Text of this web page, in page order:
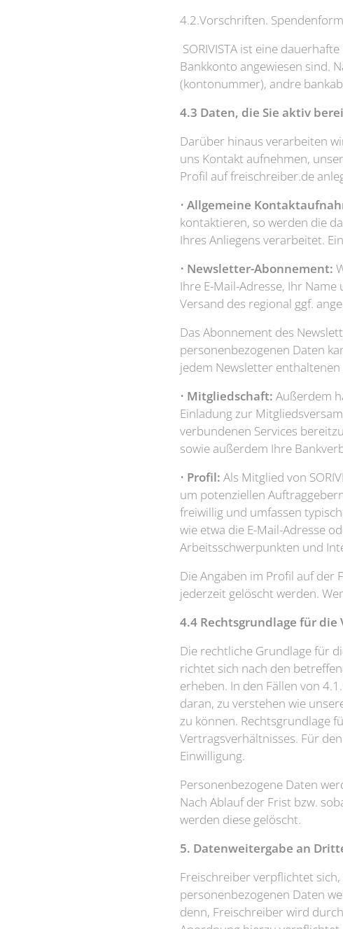
4.2.Vorschriften.
SORIVISTA ist eine
Bankkonto angewiesen sind.
(kontonummer), andre
4.3 Daten, die Sie aktiv
Darüber hinaus verarbeiten
uns Kontakt aufnehmen,
Profil auf freischreiber.de
• Allgemeine
kontaktieren, so werden die
Ihres Anliegens verarbeitet.
• Newsletter-Abonnement:
Ihre E-Mail-Adresse, Ihr
Versand des regional ggf.
Das Abonnement des
personenbezogenen Daten
jedem Newsletter
• Mitgliedschaft: Außerdem
Einladung zur
verbundenen Services
sowie außerdem Ihre
• Profil: Als Mitglied von
um potenziellen
freiwillig und umfassen
wie etwa die E-Mail-Adresse
Arbeitsschwerpunkten und
Die Angaben im Profil auf der
jederzeit gelöscht werden.
4.4 Rechtsgrundlage für
Die rechtliche Grundlage für
richtet sich nach den
erheben. In den Fällen von
daran, zu verstehen wie
zu können. Rechtsgrundlage
Vertragsverhältnisses. Für
Einwilligung.
Personenbezogene Daten
Nach Ablauf der Frist bzw.
werden diese gelöscht.
5. Datenweitergabe an
Freischreiber verpflichtet
personenbezogenen Daten
denn, Freischreiber wird